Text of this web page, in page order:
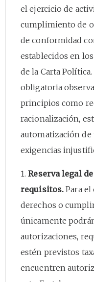
el ejercicio de
cumplimiento de
de conformidad
establecidos en
de la Carta
obligatoria
principios como
racionalización,
automatización
exigencias
1. Reserva legal
requisitos.Para
derechos o
únicamente
autorizaciones,
estén previstos
encuentren